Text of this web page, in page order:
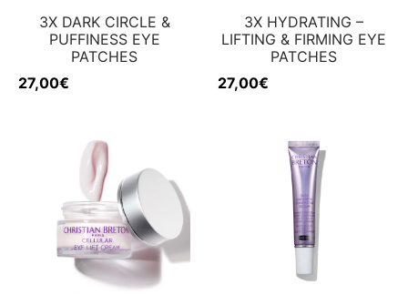
3X DARK CIRCLE &
PUFFINESS EYE
PATCHES
27,00€
3X HYDRATING –
LIFTING & FIRMING EYE
PATCHES
27,00€